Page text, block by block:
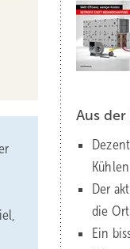
Aus der
Der
die
Ein